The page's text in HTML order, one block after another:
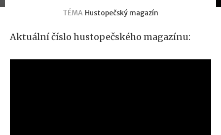
TÉMA Hustopečský magazín
Aktuální číslo hustopečského magazínu: